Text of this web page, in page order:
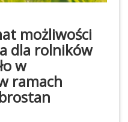
możliwości
dla rolników
w
ramach